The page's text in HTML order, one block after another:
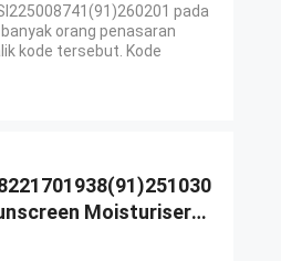
pada
orang penasaran
kode tersebut. Kode
Moisturiser